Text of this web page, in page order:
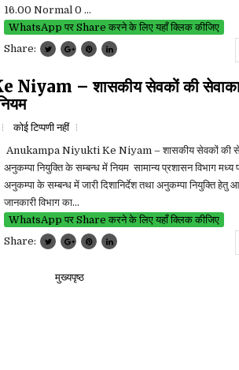
16.00 Normal 0 ...
WhatsApp पर Share करने के लिए यहाँ क्लिक कीजिए
Share:
– शासकीय सेवकों की
कोई टिप्पणी नहीं
Anukampa Niyukti Ke Niyam – शासकीय सेवकों की
अनुकम्पा नियुक्ति के सम्बन्ध में नियम सामान्य प्रशासन विभाग मध्य
अनुकम्पा के सम्बन्ध में जारी दिशानिर्देश तथा अनुकम्पा नियुक्ति हेतु
जानकारी विभाग का...
WhatsApp पर Share करने के लिए यहाँ क्लिक कीजिए
Share:
मुख्यपृष्ठ